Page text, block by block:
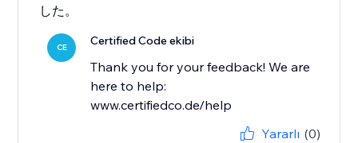
した。
CE Certified Code ekibi
Thank you for your feedback! We are
here to help:
www.certifiedco.de/help
Yararlı (0)